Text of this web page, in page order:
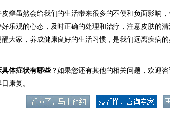
虽然会给我们的生活带来很多的不便和负面影响，
乐观的心态，及时正确的处理和治疗，注意皮肤的
醒大家，养成健康良好的生活习惯，是我们远离疾病
具体症状有哪些？如果您还有其他的相关问题，欢迎
康复。